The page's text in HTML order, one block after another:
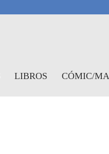
LIBROS CÓMIC/